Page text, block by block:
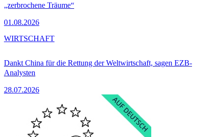
„zerbrochene Träume“
01.08.2026
Dankt China für die Rettung der Weltwirtschaft, sagen EZB-
Analysten
28.07.2026
WIRTSCHAFT